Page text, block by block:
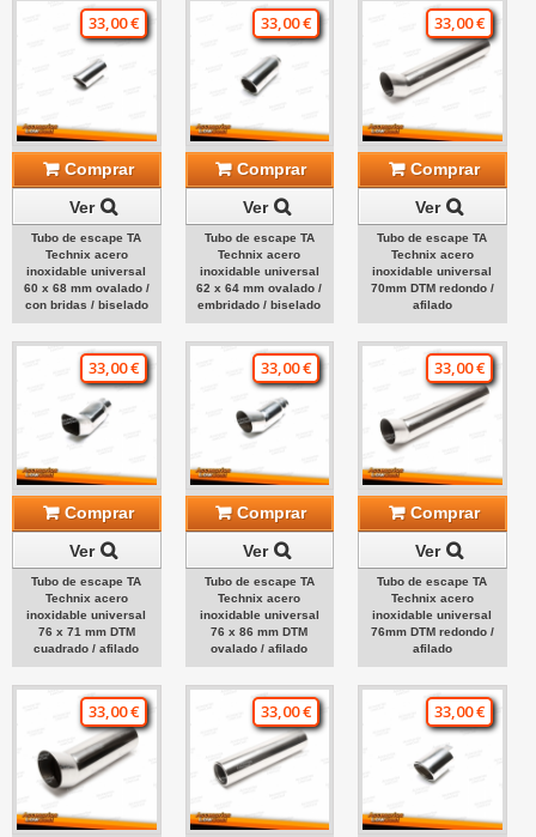
33,00 €
Comprar
Ver
Tubo de escape TA
Technix acero
inoxidable universal
60 x 68 mm ovalado /
con bridas / biselado
33,00 €
Comprar
Ver
Tubo de escape TA
Technix acero
inoxidable universal
62 x 64 mm ovalado /
embridado / biselado
33,00 €
Comprar
Ver
Tubo de escape TA
Technix acero
inoxidable universal
70mm DTM redondo /
afilado
33,00 €
Comprar
Ver
Tubo de escape TA
Technix acero
inoxidable universal
76 x 71 mm DTM
cuadrado / afilado
33,00 €
Comprar
Ver
Tubo de escape TA
Technix acero
inoxidable universal
76 x 86 mm DTM
ovalado / afilado
33,00 €
Comprar
Ver
Tubo de escape TA
Technix acero
inoxidable universal
76mm DTM redondo /
afilado
33,00 € 33,00 € 33,00 €